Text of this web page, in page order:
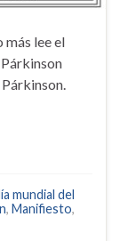
más lee el
mundial del
, Manifiesto,